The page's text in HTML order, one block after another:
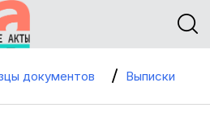
документов Выписки